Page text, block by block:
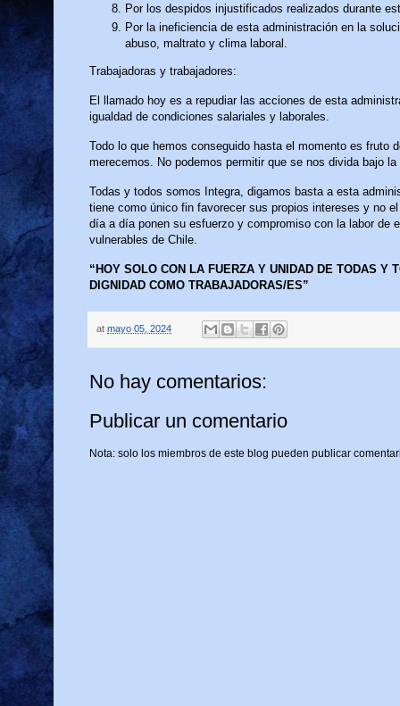
Por los despidos injustificados realizados durante
Por la ineficiencia de esta administración en la
abuso, maltrato y clima laboral.
Trabajadoras y trabajadores:
El llamado hoy es a repudiar las acciones de esta
igualdad de condiciones salariales y laborales.
Todo lo que hemos conseguido hasta el momento es fruto
merecemos. No podemos permitir que se nos divida bajo
Todas y todos somos Integra, digamos basta a esta
tiene como único fin favorecer sus propios intereses y no
día a día ponen su esfuerzo y compromiso con la labor de
vulnerables de Chile.
“HOY SOLO CON LA FUERZA Y UNIDAD DE TODAS Y
DIGNIDAD COMO TRABAJADORAS/ES”
at mayo 05, 2024
No hay comentarios:
Publicar un comentario
Nota: solo los miembros de este blog pueden publicar